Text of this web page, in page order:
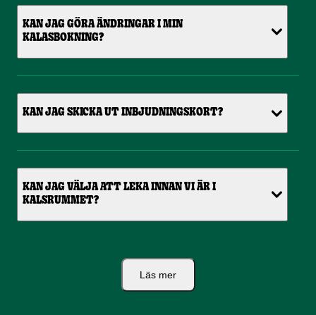
KAN JAG GÖRA ÄNDRINGAR I MIN
KALASBOKNING?
KAN JAG SKICKA UT INBJUDNINGSKORT?
KAN JAG VÄLJA ATT LEKA INNAN VI ÄR I
KALSRUMMET?
Läs mer